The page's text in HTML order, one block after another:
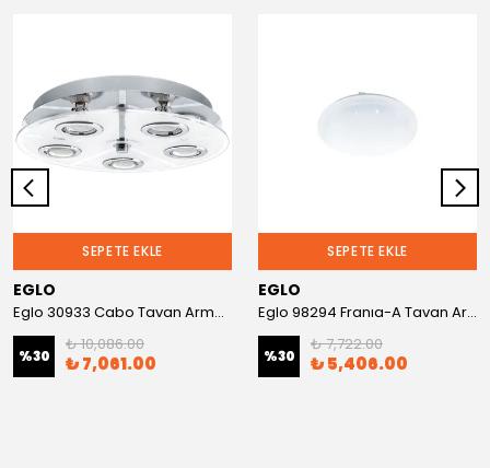
SEPETE EKLE
EGLO
Eglo 30933 Cabo Tavan Armatürü
%30
₺ 10,086.00
₺ 7,061.00
SEPETE EKLE
EGLO
Eglo 98294 Franıa-A Tavan Armatürü
%30
₺ 7,722.00
₺ 5,406.00